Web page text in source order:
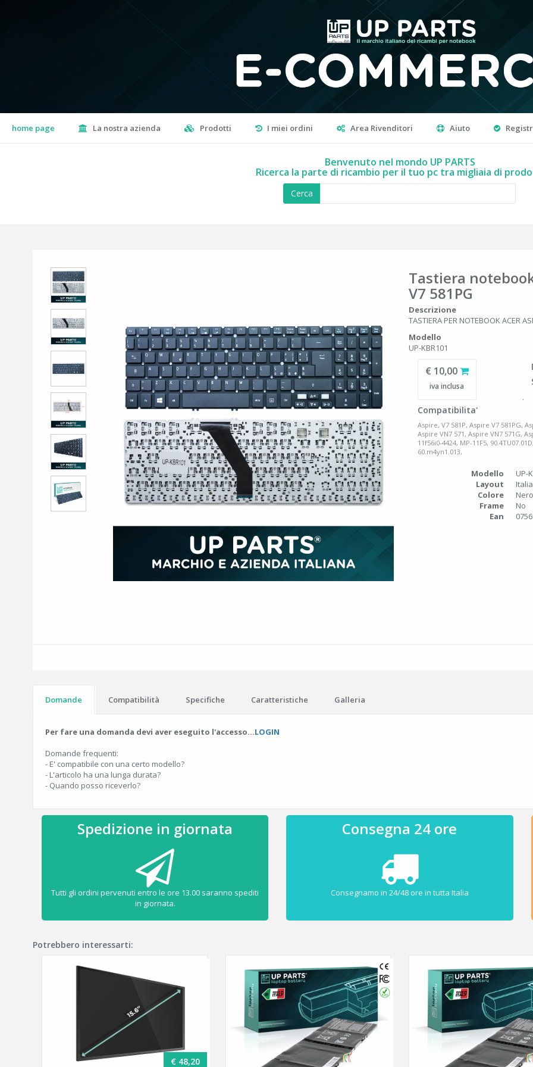
home page La nostra azienda Prodotti I miei ordini Area Rivenditori Aiuto
Benvenuto nel mondo UP PARTS
Ricerca la parte di ricambio per il tuo pc tra migliaia di
Cerca
Tastiera
V7 581PG
Descrizione
TASTIERA PER NOTEBOOK ACER
Modello
UP-KBR101
€ 10,00
iva inclusa
.
Compatibilita'
Aspire, V7 581P, Aspire V7 581PG,
Aspire VN7 571, Aspire VN7 571G,
11f56i0-4424, MP-11F5,
60.m4yn1.013,
Modello
UP-
Layout
Colore
Nero
Frame
No
Ean
Domande Compatibilità Specifiche Caratteristiche Galleria
Per fare una domanda devi aver eseguito l'accesso...LOGIN
Domande frequenti:
- E' compatibile con una certo modello?
- L'articolo ha una lunga durata?
- Quando posso riceverlo?
Spedizione in giornata
Tutti gli ordini pervenuti entro le ore 13.00 saranno spediti
in giornata.
Consegna 24 ore
Consegnamo in 24/48 ore in tutta Italia
Potrebbero interessarti:
€ 48,20